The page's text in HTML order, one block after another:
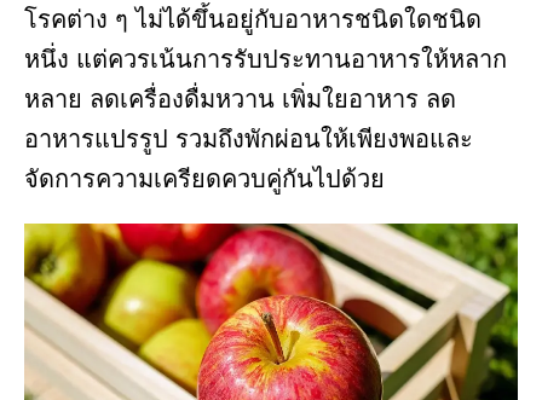
โรคต่าง ๆ ไม่ได้ขึ้นอยู่กับอาหารชนิดใดชนิด
หนึ่ง แต่ควรเน้นการรับประทานอาหารให้หลาก
หลาย ลดเครื่องดื่มหวาน เพิ่มใยอาหาร ลด
อาหารแปรรูป รวมถึงพักผ่อนให้เพียงพอและ
จัดการความเครียดควบคู่กันไปด้วย